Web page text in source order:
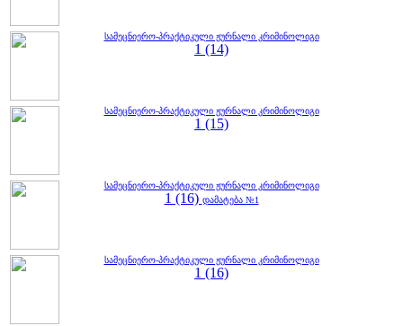
სამეცნიერო-პრაქტიკული ჟურნალი კრიმინოლიგი
1 (14)
სამეცნიერო-პრაქტიკული ჟურნალი კრიმინოლიგი
1 (15)
სამეცნიერო-პრაქტიკული ჟურნალი კრიმინოლიგი
1 (16) დამატება №1
სამეცნიერო-პრაქტიკული ჟურნალი კრიმინოლიგი
1 (16)